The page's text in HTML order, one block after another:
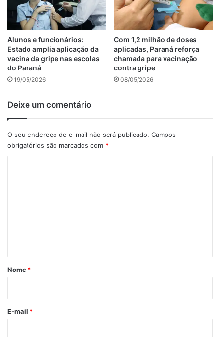
Alunos e funcionários:
Estado amplia aplicação da
vacina da gripe nas escolas
do Paraná
19/05/2026
Com 1,2 milhão de doses
aplicadas, Paraná reforça
chamada para vacinação
contra gripe
08/05/2026
Deixe um comentário
O seu endereço de e-mail não será publicado. Campos
obrigatórios são marcados com *
r
*
Nome *
E-mail *